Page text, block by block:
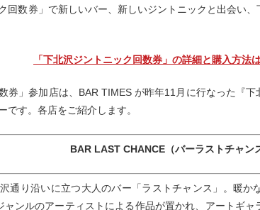
回数券」で新しいバー、新しいジントニックと出会い
「下北沢ジントニック回数券」の詳細と購入方法
券」参加店は、BAR TIMES が昨年11月に行なった『
です。各店をご紹介します。
BAR LAST CHANCE（バーラストチャン
通り沿いに立つ大人のバー「ラストチャンス」。暖か
ャンルのアーティストによる作品が置かれ、アートギ